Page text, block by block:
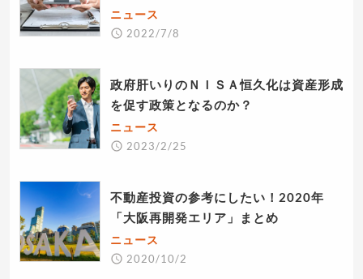
ニュース
2022/7/8
政府肝いりのＮＩＳＡ恒久化は資産形成
を促す政策となるのか？
ニュース
2023/2/25
不動産投資の参考にしたい！2020年
「大阪再開発エリア」まとめ
ニュース
2020/10/2